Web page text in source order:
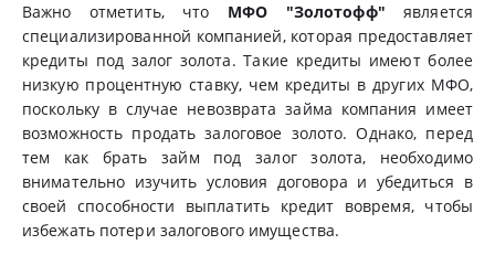
Важно отметить, что МФО "Золотофф" является
специализированной компанией, которая предоставляет
кредиты под залог золота. Такие кредиты имеют более
низкую процентную ставку, чем кредиты в других МФО,
поскольку в случае невозврата займа компания имеет
возможность продать залоговое золото. Однако, перед
тем как брать займ под залог золота, необходимо
внимательно изучить условия договора и убедиться в
своей способности выплатить кредит вовремя, чтобы
избежать потери залогового имущества.